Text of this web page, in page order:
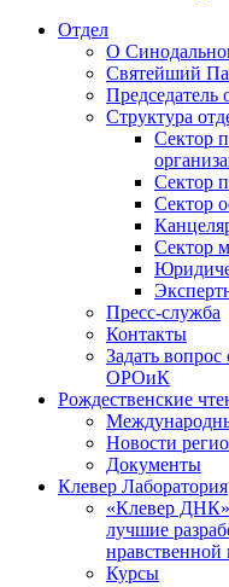
Отдел
О
Святейший
Председатель
Структура
Сектор
Сектор
Сектор
Сектор
Пресс-служба
Контакты
Задать
ОРОиК
Рождественские
Новости
Документы
Клевер Лаборатория
«Клевер ДНК»
лучшие
нравственной
Курсы